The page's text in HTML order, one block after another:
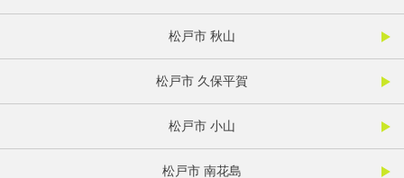
松戸市 秋山
松戸市 久保平賀
松戸市 小山
松戸市 南花島